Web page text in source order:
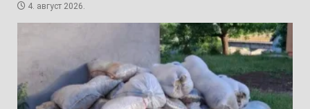
4. август 2026.